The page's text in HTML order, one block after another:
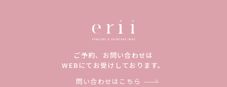
ご予約、お問い合わせは
WEBにてお受けしております。
問い合わせはこちら